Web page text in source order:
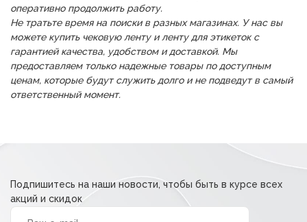
оперативно продолжить работу.
Не тратьте время на поиски в разных магазинах. У нас вы
можете купить чековую ленту и ленту для этикеток с
гарантией качества, удобством и доставкой. Мы
предоставляем только надежные товары по доступным
ценам, которые будут служить долго и не подведут в самый
ответственный момент.
Подпишитесь на наши новости, чтобы быть в курсе всех
акций и скидок